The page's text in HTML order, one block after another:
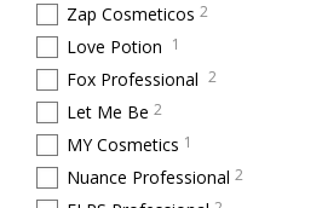
Zap Cosmeticos 2
Love Potion 1
Fox Professional 2
Let Me Be 2
MY Cosmetics 1
Nuance Professional 2